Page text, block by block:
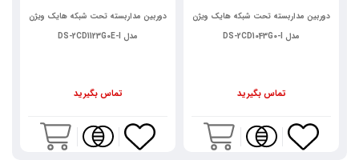
دوربین مداربسته تحت شبکه هایک ویژن
مدل DS-2CD1043G0-I
تماس بگیرید
دوربین مداربسته تحت شبکه هایک ویژن
مدل DS-2CD1123G0E-I
تماس بگیرید